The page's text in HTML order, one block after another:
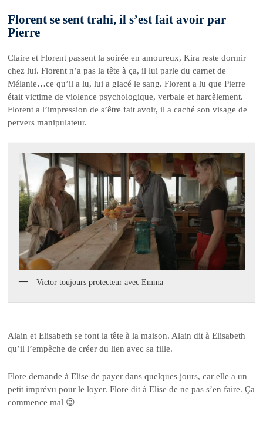
Florent se sent trahi, il s’est fait avoir par
Pierre
Claire et Florent passent la soirée en amoureux, Kira reste dormir
chez lui. Florent n’a pas la tête à ça, il lui parle du carnet de
Mélanie…ce qu’il a lu, lui a glacé le sang. Florent a lu que Pierre
était victime de violence psychologique, verbale et harcèlement.
Florent a l’impression de s’être fait avoir, il a caché son visage de
pervers manipulateur.
Victor toujours protecteur avec Emma
Alain et Elisabeth se font la tête à la maison. Alain dit à Elisabeth
qu’il l’empêche de créer du lien avec sa fille.
Flore demande à Elise de payer dans quelques jours, car elle a un
petit imprévu pour le loyer. Flore dit à Elise de ne pas s’en faire. Ça
commence mal 😉